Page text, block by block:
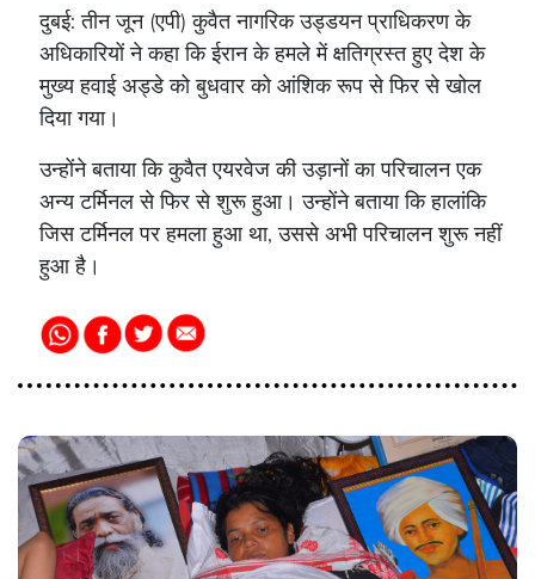
दुबई: तीन जून (एपी) कुवैत नागरिक उड्डयन प्राधिकरण के
अधिकारियों ने कहा कि ईरान के हमले में क्षतिग्रस्त हुए देश के
मुख्य हवाई अड्डे को बुधवार को आंशिक रूप से फिर से खोल
दिया गया।
उन्होंने बताया कि कुवैत एयरवेज की उड़ानों का परिचालन एक
अन्य टर्मिनल से फिर से शुरू हुआ। उन्होंने बताया कि हालांकि
जिस टर्मिनल पर हमला हुआ था, उससे अभी परिचालन शुरू नहीं
हुआ है।